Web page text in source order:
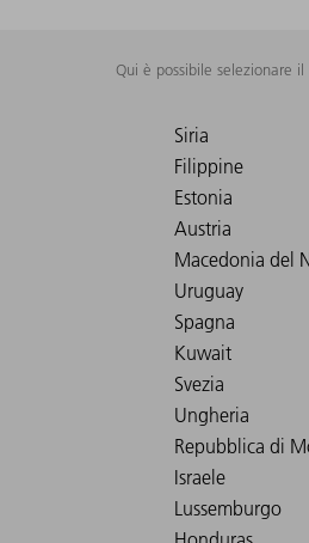
Qui è possibile selezionare